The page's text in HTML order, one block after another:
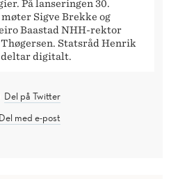
På lanseringen 30.
Sigve Brekke og
Baastad NHH-rektor
Statsråd Henrik
deltar digitalt.
Del på Twitter
Del med e-post